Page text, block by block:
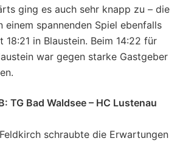
ging es auch sehr knapp zu – die
einem spannenden Spiel ebenfalls
in Blaustein. Beim 14:22 für
war gegen starke Gastgeber
TG Bad Waldsee – HC Lustenau
schraubte die Erwartungen